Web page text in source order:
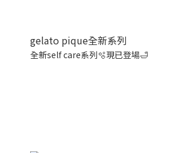
gelato pique全新系列
全新self care系列🫧現已登場🛁